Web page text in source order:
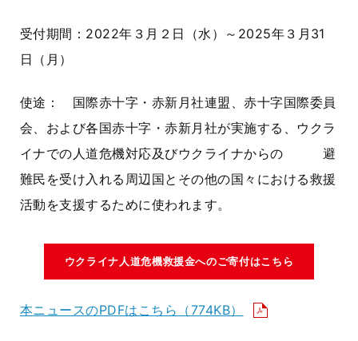
受付期間：2022年３月２日（水）～2025年３月31
日（月）
使途： 国際赤十字・赤新月社連盟、赤十字国際委員
会、および各国赤十字・赤新月社が実施する、ウクラ
イナでの人道危機対応及びウクライナからの 避
難民を受け入れる周辺国とその他の国々における救援
活動を支援するために使われます。
ウクライナ人道危機救援金へのご寄付はこちら
本ニュースのPDFはこちら（774KB）